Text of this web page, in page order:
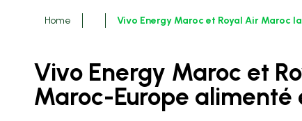
Breadcrumbs
Home Vivo Energy Maroc et Royal Air Maroc
Vivo Energy Maroc et Royal Air Maroc lancent pour la première fois un vol
Maroc-Europe